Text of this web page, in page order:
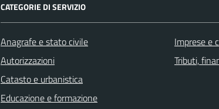
CATEGORIE DI SERVIZIO
Anagrafe e stato civile
Autorizzazioni
Catasto e urbanistica
Educazione e formazione
Imprese e
Tributi,